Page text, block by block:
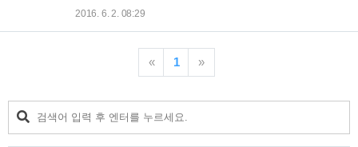
니다. 그러나 무거운 날개를 어깨에 매달고 있기 새가 날 수 있
도 더 먼 거리를 날 수 있습니다. 아프리카의 어느 부족은 강을
건널 때 큰 돌을 머리에 이거나 가슴에 안고 강을 건넌다고 합니
을 건넌 사람은 그 무거운 돌로 인해 급류에 휩쓸리지 않고 무사
히 강을 건널 수 있는 반면, 그렇지 않은 사람은 강물에 휩쓸려
2016. 6. 2. 08:29
« 1 »